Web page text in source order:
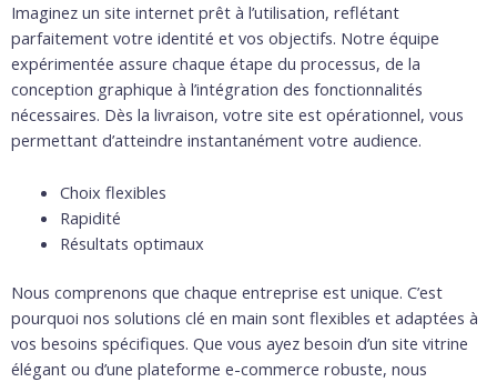
Imaginez un site internet prêt à l’utilisation, reflétant
parfaitement votre identité et vos objectifs. Notre équipe
expérimentée assure chaque étape du processus, de la
conception graphique à l’intégration des fonctionnalités
nécessaires. Dès la livraison, votre site est opérationnel, vous
permettant d’atteindre instantanément votre audience.
Choix flexibles
Rapidité
Résultats optimaux
Nous comprenons que chaque entreprise est unique. C’est
pourquoi nos solutions clé en main sont flexibles et adaptées à
vos besoins spécifiques. Que vous ayez besoin d’un site vitrine
élégant ou d’une plateforme e-commerce robuste, nous